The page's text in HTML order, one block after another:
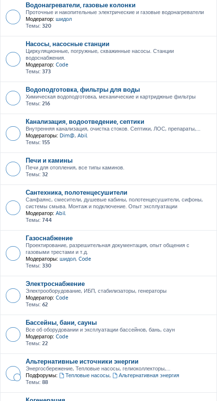
Водонагреватели, газовые колонки
Проточные и накопительные электрические и газовые водонагреватели
Модератор: шидол
Темы: 320
Насосы, насосные станции
Циркуляционные, погружные, скважинные насосы. Станции
водоснабжения.
Модератор: Code
Темы: 373
Водоподготовка, фильтры для воды
Химическая водоподготовка, механические и картриджные фильтры
Темы: 216
Канализация, водоотведение, септики
Внутренняя канализация, очистка стоков. Септики, ЛОС, препараты,...
Модераторы: Dim@, Abil
Темы: 155
Печи и камины
Печи для отопления, все типы каминов.
Темы: 32
Сантехника, полотенцесушители
Санфаянс, смесители, душевые кабины, полотенцесушители, сифоны,
системы смыва. Монтаж и подключение. Опыт эксплуатации
Модератор: Abil
Темы: 744
Газоснабжение
Проектирование, разрешительная документация, опыт общения с
газовыми трестами и т.д.
Модераторы: шидол, Code
Темы: 330
Электроснабжение
Электрооборудование, ИБП, стабилизаторы, генераторы
Модератор: Code
Темы: 62
Бассейны, бани, сауны
Все об оборудовании и эксплуатации бассейнов, бань, саун
Модератор: Code
Темы: 22
Альтернативные источники энергии
Энергосбережение, Тепловые насосы, гелиоколлекторы,...
Подфорумы:
Тепловые насосы,
Альтернативная энергия
Темы: 88